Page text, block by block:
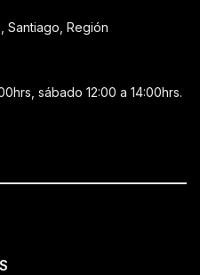
Santiago, Región
sábado 12:00 a 14:00hrs.